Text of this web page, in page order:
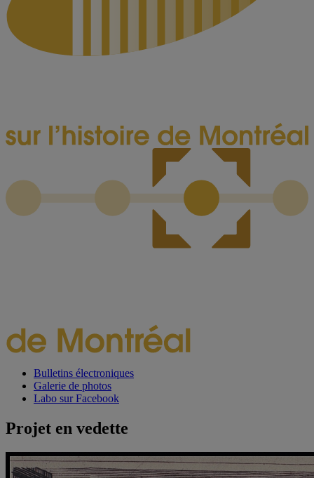
Bulletins électroniques
Galerie de photos
Labo sur Facebook
Projet en vedette